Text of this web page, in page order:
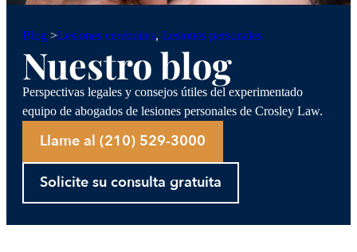
Blog >Lesiones cerebrales, Lesiones personales
Nuestro blog
Perspectivas legales y consejos útiles del experimentado
equipo de abogados de lesiones personales de Crosley Law.
Llame al (210) 529-3000
Solicite su consulta gratuita